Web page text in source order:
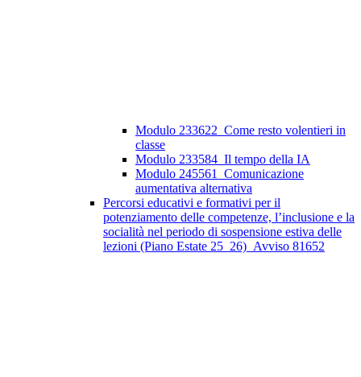
Modulo 233622_Come resto volentieri in
classe
Modulo 233584_Il tempo della IA
Modulo 245561_Comunicazione
aumentativa alternativa
Percorsi educativi e formativi per il
potenziamento delle competenze, l’inclusione e la
socialità nel periodo di sospensione estiva delle
lezioni (Piano Estate 25_26)_Avviso 81652